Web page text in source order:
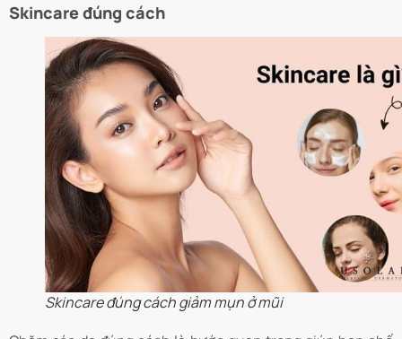
Skincare đúng cách
Skincare đúng cách giảm mụn ở mũi